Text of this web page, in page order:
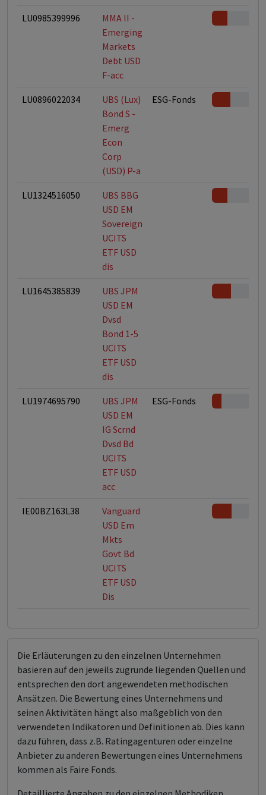
LU0985399996
MMA II -
Emerging
Markets
Debt USD
F-acc
LU0896022034
UBS (Lux)
Bond S -
Emerg
Econ
Corp
(USD) P-a
ESG-Fonds
LU1324516050
UBS BBG
USD EM
Sovereign
UCITS
ETF USD
dis
LU1645385839
UBS JPM
USD EM
Dvsd
Bond 1-5
UCITS
ETF USD
dis
LU1974695790
UBS JPM
USD EM
IG Scrnd
Dvsd Bd
UCITS
ETF USD
acc
ESG-Fonds
IE00BZ163L38
Vanguard
USD Em
Mkts
Govt Bd
UCITS
ETF USD
Dis
Die Erläuterungen zu den einzelnen Unternehmen
basieren auf den jeweils zugrunde liegenden Quellen und
entsprechen den dort angewendeten methodischen
Ansätzen. Die Bewertung eines Unternehmens und
seinen Aktivitäten hängt also maßgeblich von den
verwendeten Indikatoren und Definitionen ab. Dies kann
dazu führen, dass z.B. Ratingagenturen oder einzelne
Anbieter zu anderen Bewertungen eines Unternehmens
kommen als Faire Fonds.